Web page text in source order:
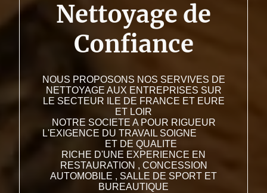
Nettoyage de
Confiance
NOUS PROPOSONS NOS SERVIVES DE
NETTOYAGE AUX ENTREPRISES SUR
LE SECTEUR ILE DE FRANCE ET EURE
ET LOIR
NOTRE SOCIETE A POUR RIGUEUR
L'EXIGENCE DU TRAVAIL SOIGNE
ET DE QUALITE
RICHE D'UNE EXPERIENCE EN
RESTAURATION , CONCESSION
AUTOMOBILE , SALLE DE SPORT ET
BUREAUTIQUE